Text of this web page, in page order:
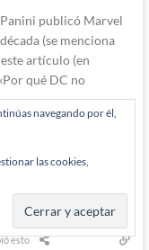
publicó Marvel
(se menciona
este artículo (en
qué DC no
dc-comics-
esto
navegando por él,
las cookies,